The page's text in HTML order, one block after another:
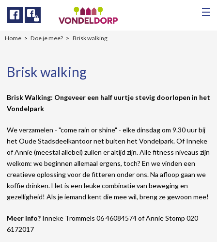
Facebook
Home Doe je mee? Brisk walking
Brisk walking
Brisk Walking: Ongeveer een half uurtje stevig doorlopen in het
Vondelpark
We verzamelen - "come rain or shine" - elke dinsdag om 9.30 uur bij
het Oude Stadsdeelkantoor net buiten het Vondelpark. Of Inneke
of Annie (meestal allebei) zullen er altijd zijn. Alle fitness niveaus zijn
welkom: we beginnen allemaal ergens, toch? En we vinden een
creatieve oplossing voor de fitteren onder ons. Na afloop gaan we
koffie drinken. Het is een leuke combinatie van beweging en
gezelligheid! Als je iemand kent die mee wil, breng ze gewoon mee!
Meer info? Inneke Trommels 06 46084574 of Annie Stomp 020
6172017